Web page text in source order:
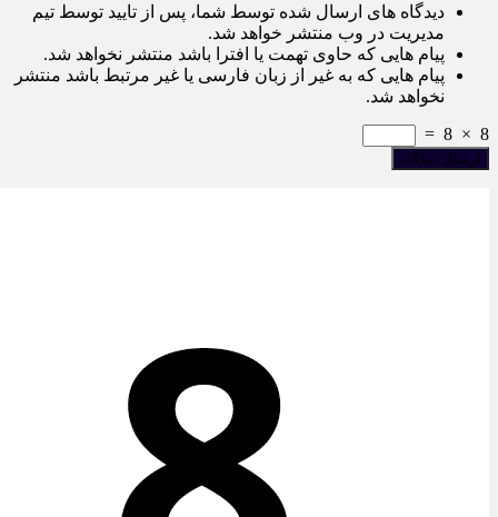
دیدگاه های ارسال شده توسط شما، پس از تایید توسط تیم
مدیریت در وب منتشر خواهد شد.
پیام هایی که حاوی تهمت یا افترا باشد منتشر نخواهد شد.
پیام هایی که به غیر از زبان فارسی یا غیر مرتبط باشد منتشر
نخواهد شد.
8
×
8
=